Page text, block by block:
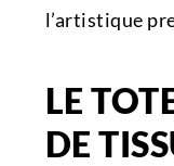
l’artistique
LE
DE